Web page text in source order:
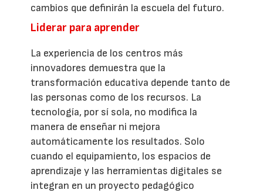
cambios que definirán la escuela del futuro.
Liderar para aprender
La experiencia de los centros más
innovadores demuestra que la
transformación educativa depende tanto de
las personas como de los recursos. La
tecnología, por sí sola, no modifica la
manera de enseñar ni mejora
automáticamente los resultados. Solo
cuando el equipamiento, los espacios de
aprendizaje y las herramientas digitales se
integran en un proyecto pedagógico